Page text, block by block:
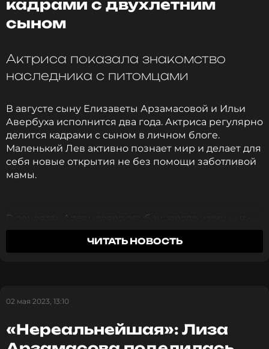
кадрами с двухлетним
сыном
Актриса показала знакомство
наследника с питомцами
В августе сыну Елизаветы Арзамасовой и Ильи
Авербуха исполнится два года. Актриса регулярно
делится кадрами с сыном в личном блоге.
Маленький Лев активно познает мир и делает для
себя новые открытия не без помощи заботливой
мамы.
В соцсетях Арзамасова опубликовала кадры, на
которых ее сын впервые близко знакомится с
собаками. Домашних питомцев в семье нет,
справиться со страхом перед неизвестными
пушистые звери не опасны и стал смело гладить
псов и радоваться. «Знакомство. Леве очень
ЧИТАТЬ НОВОСТЬ
02 мая 2023, 13:10
«Нереальнейшая»: Лиза